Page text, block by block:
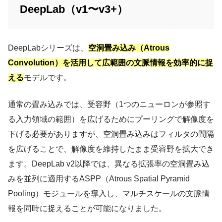
DeepLab（v1〜v3+）
DeepLabシリーズは、 空洞畳み込み（Atrous
Convolution）を活用して広範囲の文脈情報を効率的に捉
えるモデルです。
通常の畳み込みでは、受容野（1つのニューロンが参照す
る入力領域の範囲）を広げるためにプーリングで解像度を
下げる必要がありますが、空洞畳み込みはフィルタの間隔
を広げることで、解像度を維持したまま受容野を拡大でき
ます。DeepLab v2以降では、異なる拡張率の空洞畳み込
みを並列に適用するASPP（Atrous Spatial Pyramid
Pooling）モジュールを導入し、マルチスケールの文脈情
報を同時に捉えることが可能になりました。